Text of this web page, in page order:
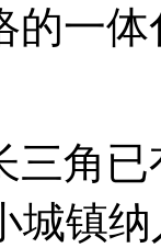
的一
三角
城镇